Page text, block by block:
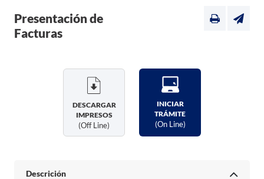
Presentación de
Facturas
DESCARGAR
IMPRESOS
(off Line)
INICIAR
TRÁMITE
(on Line)
Descrición